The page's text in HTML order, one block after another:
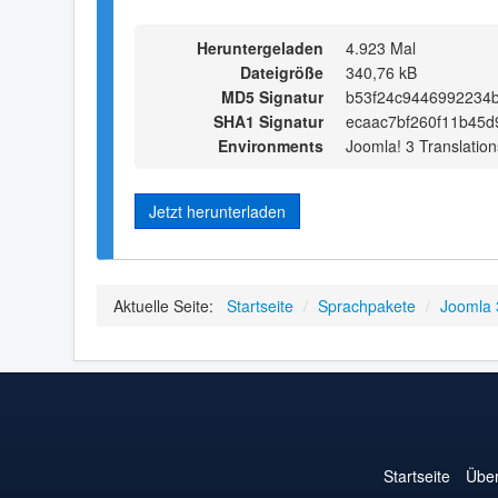
Heruntergeladen
4.923 Mal
Dateigröße
340,76 kB
MD5 Signatur
SHA1 Signatur
Environments
Joomla! 3
Jetzt herunterladen
Aktuelle Seite: Startseite / Sprachpakete / Joomla
Startseite